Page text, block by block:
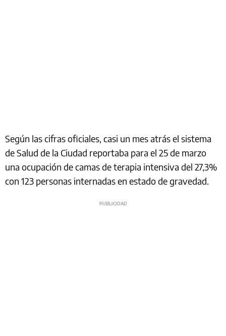
Según las cifras oficiales, casi un mes atrás el sistema
de Salud de la Ciudad reportaba para el 25 de marzo
una ocupación de camas de terapia intensiva del 27,3%
con 123 personas internadas en estado de gravedad.